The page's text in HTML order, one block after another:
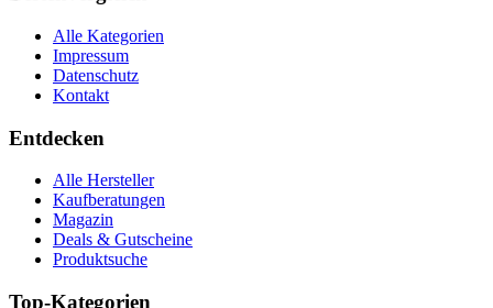
Alle Kategorien
Impressum
Datenschutz
Kontakt
Entdecken
Alle Hersteller
Kaufberatungen
Magazin
Deals & Gutscheine
Produktsuche
Top-Kategorien